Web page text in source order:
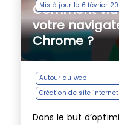
Mis à jour le 6 février
Comment
votre
Chrome ?
Autour du web
Création de site internet
Dans le but